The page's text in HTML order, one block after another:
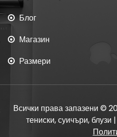
Блог
Магазин
Размери
Всички права запазени ©
тениски, суичъри, блузи